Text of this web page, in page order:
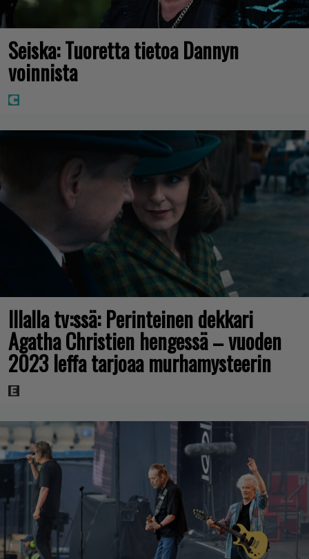
Seiska: Tuoretta tietoa Dannyn
voinnista
Illalla tv:ssä: Perinteinen dekkari
Agatha Christien hengessä – vuoden
2023 leffa tarjoaa murhamysteerin